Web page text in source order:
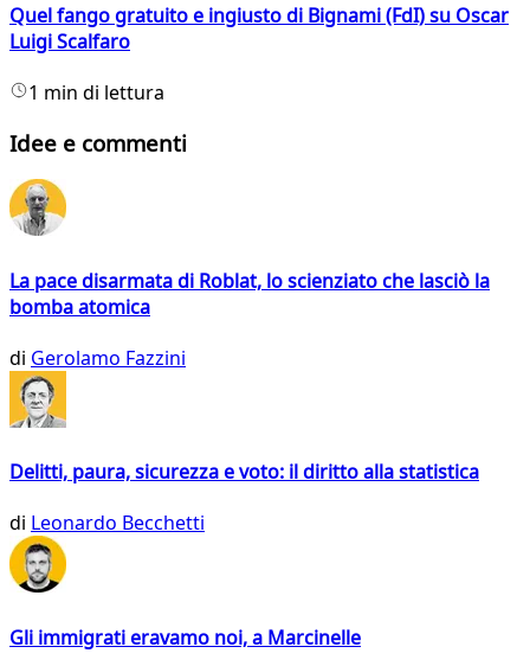
Quel fango gratuito e ingiusto di Bignami (FdI) su Oscar
Luigi Scalfaro
1 min di lettura
Idee e commenti
La pace disarmata di Roblat, lo scienziato che lasciò la
bomba atomica
di Gerolamo Fazzini
Delitti, paura, sicurezza e voto: il diritto alla statistica
di Leonardo Becchetti
Gli immigrati eravamo noi, a Marcinelle